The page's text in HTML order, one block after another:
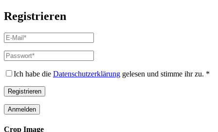
Registrieren
E-
Mail-
Adresse*
Erforderlich
Passwort*
Erforderlich
Ich habe die Datenschutzerklärung gelesen und stimme ihr zu. *
Registrieren
Anmelden
Crop Image